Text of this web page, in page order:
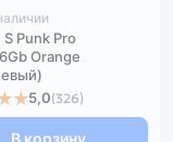
Punk Pro
Orange
5,0(326)
В корзину